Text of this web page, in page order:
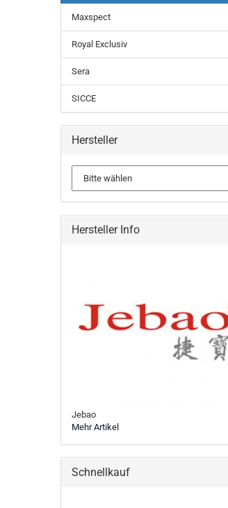
Maxspect
Royal Exclusiv
Sera
SICCE
Hersteller
Hersteller Info
Jebao
Mehr Artikel
Schnellkauf